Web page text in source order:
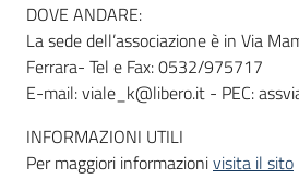
DOVE ANDARE:
La sede dell’associazione è in Via
Ferrara- Tel e Fax: 0532/975717
E-mail: viale_k@libero.it - PEC:
INFORMAZIONI UTILI
Per maggiori informazionivisita il sito